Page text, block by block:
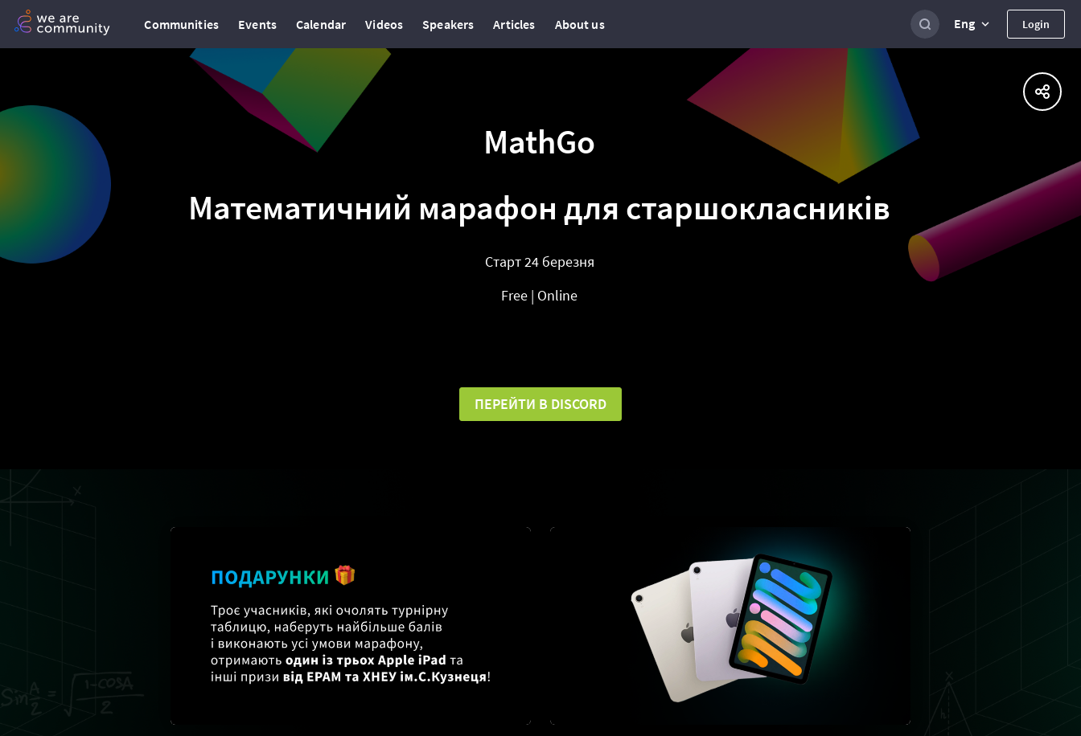
Communities Events Calendar Videos Speakers Articles About us Eng Login
MathGo
Математичний марафон для старшокласників
Старт 24 березня
Free | Online
ПЕРЕЙТИ В DISCORD